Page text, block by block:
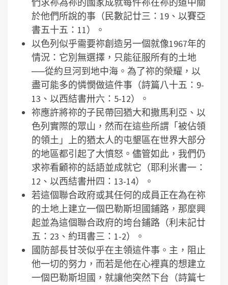
於他們所說的事（民數記廿三：19、以賽亞
書五十五：11）。
以色列似乎需要祢創造另一個就像1967年的
情況：它別無選擇，只能征服所有的土地
──從約旦河到地中海。為了祢的榮耀，以
盡可能多的憐憫做這件事（詩篇八十五：9-
13、以西結書卅六：5-12）。
祢應許將祢的子民帶回猶大和撒馬利亞、以
色列實際的眾山，然而在這些所謂「被佔領
的領土」上的猶太人的屯墾區在世界大部分
的地區都引起了大憤怒。儘管如此，我們仍
求祢看顧祢的話語並成就它（耶利米書一：
12、以西結書卅四：13-14）。
若這個聯合政府或其任何的成員正在為在祢
的土地上建立一個巴勒斯坦國鋪路，那麼興
起並為這個聯合政府的垮台鋪路（利未記廿
五：23、約珥書三：1-2）。
國防部長甘茨似乎在主領這件事。主，阻止
他一切的努力，而若是他在心裡真的想建立
一個巴勒斯坦國，就讓他突然下台（詩篇七